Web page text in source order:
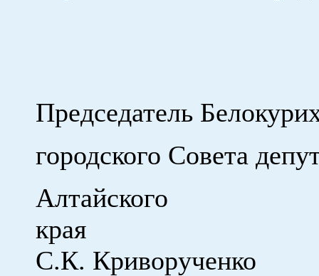
Председатель
городского Совета
Алтайского
С.К. Криворученко